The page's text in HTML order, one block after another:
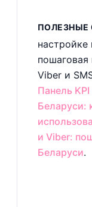
настройке
Viber и
Панель
Беларуси:
и Viber:
Беларуси.